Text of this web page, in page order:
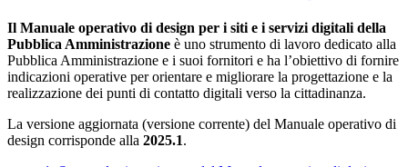
Il Manuale operativo di design per i siti e i servizi digitali della
Pubblica Amministrazione è uno strumento di lavoro dedicato alla
Pubblica Amministrazione e i suoi fornitori e ha l’obiettivo di fornire
indicazioni operative per orientare e migliorare la progettazione e la
realizzazione dei punti di contatto digitali verso la cittadinanza.
La versione aggiornata (versione corrente) del Manuale operativo di
design corrisponde alla 2025.1.